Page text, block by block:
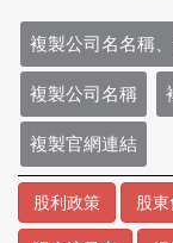
複製公司名名稱
複製公司名稱
複製官網連結
股利政策 股